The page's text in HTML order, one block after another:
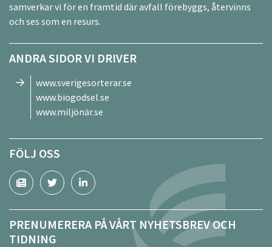
samverkar vi för en framtid där avfall förebyggs, återvinns
och ses som en resurs.
ANDRA SIDOR VI DRIVER
www.sverigesorterar.se
www.biogodsel.se
www.miljönär.se
FÖLJ OSS
PRENUMERERA PÅ VÅRT NYHETSBREV OCH
TIDNING